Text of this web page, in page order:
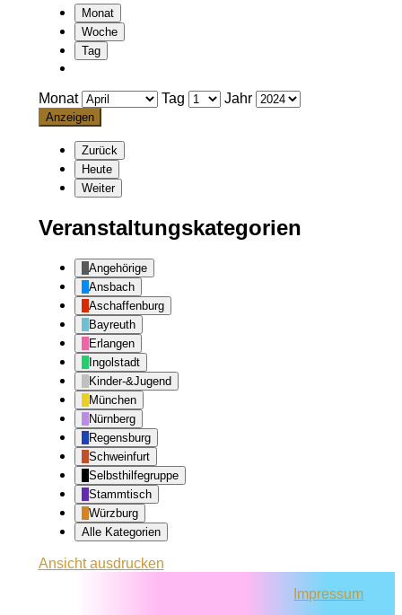
Monat
Woche
Tag
Monat Tag Jahr
Zurück
Heute
Weiter
Veranstaltungskategorien
Angehörige
Ansbach
Aschaffenburg
Bayreuth
Erlangen
Ingolstadt
Kinder-&Jugend
München
Nürnberg
Regensburg
Schweinfurt
Selbsthilfegruppe
Stammtisch
Würzburg
Alle Kategorien
Ansichtausdrucken
Impressum